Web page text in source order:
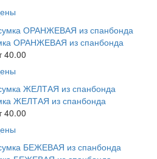
ОРАНЖЕВАЯ из спанбонда
40.00
ЖЕЛТАЯ из спанбонда
40.00